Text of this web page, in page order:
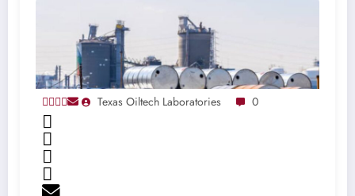
Texas Oiltech Laboratories 0